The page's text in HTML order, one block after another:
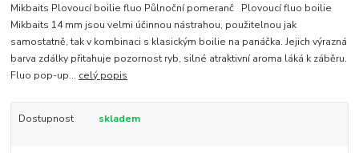
Mikbaits Plovoucí boilie fluo Půlnoční pomeranč Plovoucí fluo boilie
Mikbaits 14 mm jsou velmi účinnou nástrahou, použitelnou jak
samostatně, tak v kombinaci s klasickým boilie na panáčka. Jejich výrazná
barva zdálky přitahuje pozornost ryb, silné atraktivní aroma láká k záběru.
Fluo pop-up... celý popis
Dostupnost skladem